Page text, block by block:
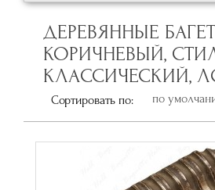
ДЕРЕВЯННЫЕ
КОРИЧНЕВЫЙ,
КЛАССИЧЕСКИЙ,
Сортировать по: